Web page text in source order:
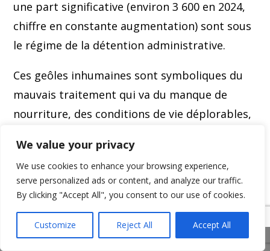
We value your privacy
We use cookies to enhance your browsing experience,
serve personalized ads or content, and analyze our traffic.
By clicking "Accept All", you consent to our use of cookies.
Customize Reject All Accept All
une part significative (environ 3 600 en 2024,
chiffre en constante augmentation) sont sous
le régime de la détention administrative.
Ces geôles inhumaines sont symboliques du
mauvais traitement qui va du manque de
nourriture, des conditions de vie déplorables,
Dans ces funestes endroits, on y constate une
impunité absolue des bourreaux.Le 21 mars,
la rapporteuse spéciale des Nations unies
pour les territoires palestiniens occupés
Francesca Albanese a présenté son dernier
Share This